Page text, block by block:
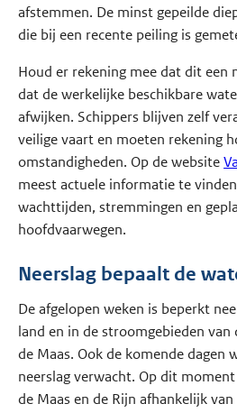
afstemmen. De minst gepeilde
die bij een recente peiling is
Houd er rekening mee dat dit een
dat de werkelijke beschikbare
afwijken. Schippers blijven zelf
veilige vaart en moeten rekening
omstandigheden. Op de website
meest actuele informatie te
wachttijden, stremmingen en
hoofdvaarwegen.
Neerslag bepaalt de
De afgelopen weken is beperkt
land en in de stroomgebieden van
de Maas. Ook de komende dagen
neerslag verwacht. Op dit
de Maas en de Rijn afhankelijk